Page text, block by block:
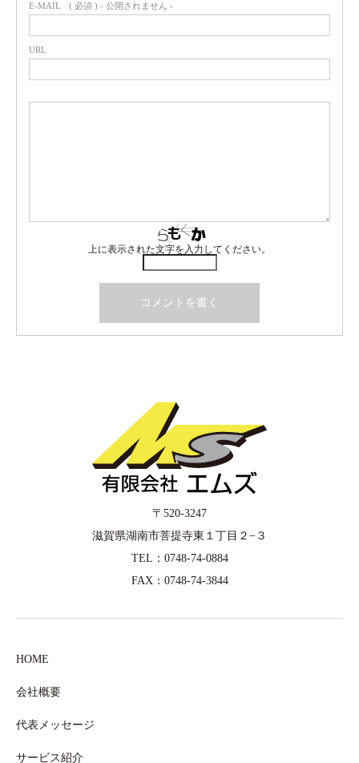
E-MAIL ( 必須 ) - 公開されません -
URL
上に表示された文字を入力してください。
〒520-3247
滋賀県湖南市菩提寺東１丁目２−３
TEL：0748-74-0884
FAX：0748-74-3844
HOME
会社概要
代表メッセージ
サービス紹介